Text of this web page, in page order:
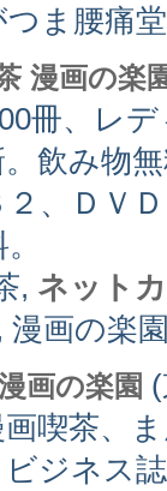
つま腰痛
漫画の楽
冊、レ
飲み物
２、ＤＶ
, ネット
漫画の楽
画の楽園
喫茶、
ジネス